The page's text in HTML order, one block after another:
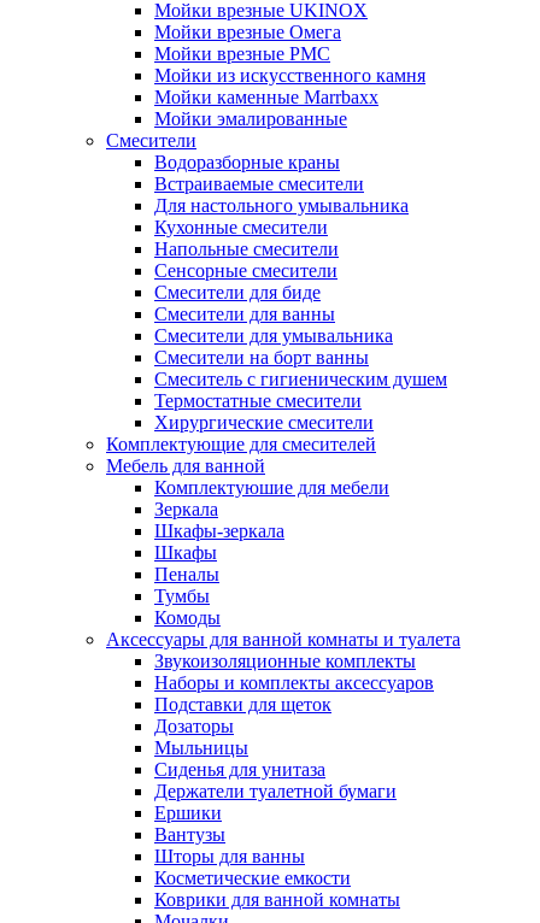
Мойки врезные UKINOX
Мойки врезные Омега
Мойки врезные РМС
Мойки из искусственного камня
Мойки каменные Marrbaxx
Мойки эмалированные
Смесители
Водоразборные краны
Встраиваемые смесители
Для настольного умывальника
Кухонные смесители
Напольные смесители
Сенсорные смесители
Смесители для биде
Смесители для ванны
Смесители для умывальника
Смесители на борт ванны
Смеситель с гигиеническим душем
Термостатные смесители
Хирургические смесители
Комплектующие для смесителей
Мебель для ванной
Комплектуюшие для мебели
Зеркала
Шкафы-зеркала
Шкафы
Пеналы
Тумбы
Комоды
Аксессуары для ванной комнаты и туалета
Звукоизоляционные комплекты
Наборы и комплекты аксессуаров
Подставки для щеток
Дозаторы
Мыльницы
Сиденья для унитаза
Держатели туалетной бумаги
Ершики
Вантузы
Шторы для ванны
Косметические емкости
Коврики для ванной комнаты